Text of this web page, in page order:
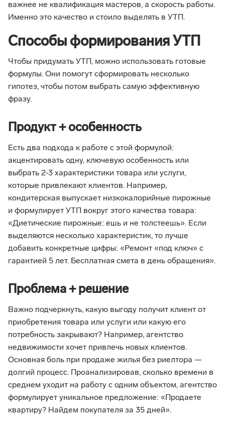
важнее не квалификация мастеров, а скорость работы.
Именно это качество и стоило выделять в УТП.
Способы формирования УТП
Чтобы придумать УТП, можно использовать готовые
формулы. Они помогут сформировать несколько
гипотез, чтобы потом выбрать самую эффективную
фразу.
Продукт + особенность
Есть два подхода к работе с этой формулой:
акцентировать одну, ключевую особенность или
выбрать 2-3 характеристики товара или услуги,
которые привлекают клиентов. Например,
кондитерская выпускает низкокалорийные пирожные
и формулирует УТП вокруг этого качества товара:
«Диетические пирожные: ешь и не толстеешь». Если
выделяются несколько характеристик, то лучше
добавить конкретные цифры: «Ремонт «под ключ» с
гарантией 5 лет. Бесплатная смета в день обращения».
Проблема + решение
Важно подчеркнуть, какую выгоду получит клиент от
приобретения товара или услуги или какую его
потребность закрывают? Например, агентство
недвижимости хочет привлечь новых клиентов.
Основная боль при продаже жилья без риелтора —
долгий процесс. Проанализировав, сколько времени в
среднем уходит на работу с одним объектом, агентство
формулирует уникальное предложение: «Продаете
квартиру? Найдем покупателя за 35 дней».